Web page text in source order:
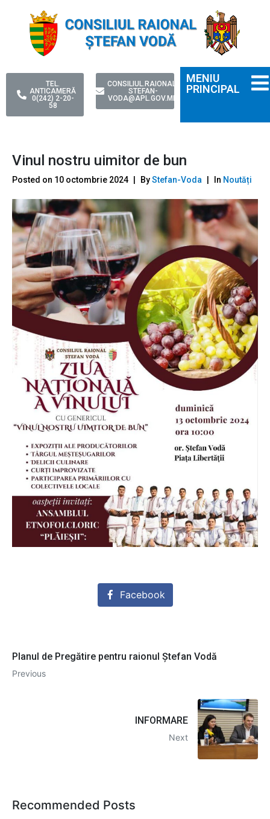
TEL.
ANTICAMERĂ
0(242) 2-20-
58
CONSILIUL.RAIONAL-
STEFAN-
VODA@APL.GOV.MD
MENIU
PRINCIPAL
Vinul nostru uimitor de bun
Posted on 10 octombrie 2024 ByStefan-Voda In Noutăți
Facebook
Planul de Pregătire pentru raionul Ștefan Vodă
Previous
INFORMARE
Next
Recommended Posts